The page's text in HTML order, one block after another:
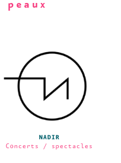
NADIR
Concerts / spectacles